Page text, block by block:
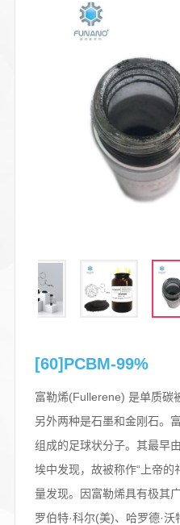
[60]PCBM-99%
富勒烯(Fullerene) 是单质碳
另外两种是石墨和金刚石。
组成的足球状分子。其最早
埃中发现，故被称作“上帝的
量发现。因富勒烯具有极其
罗伯特·科尔(美)、哈罗德·